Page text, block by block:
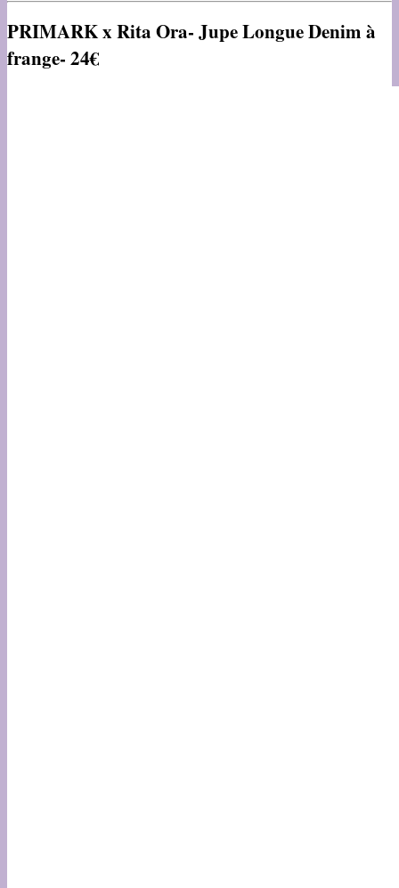
PRIMARK x Rita Ora- Jupe Longue Denim à
frange- 24€